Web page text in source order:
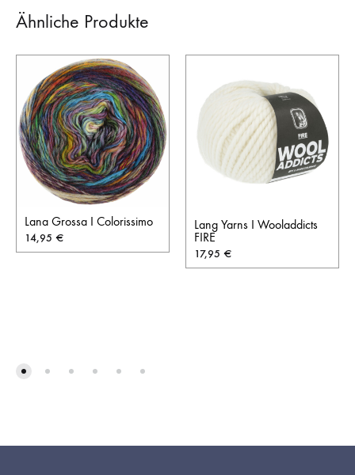
Ähnliche Produkte
Lana Grossa I Colorissimo
14,95 €
Lang Yarns I Wooladdicts
FIRE
17,95 €